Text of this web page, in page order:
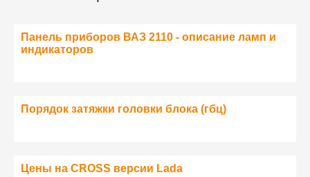
Панель приборов ВАЗ 2110 - описание ламп и
индикаторов
Порядок затяжки головки блока (гбц)
Цены на CROSS версии Lada